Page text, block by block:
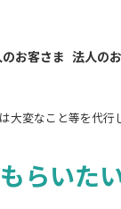
お客さま 法人の
大変なこと等を代
らいた